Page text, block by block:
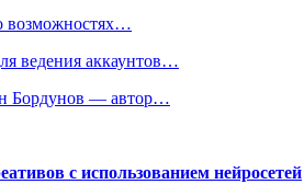
возможностях…
ведения аккаунтов…
Бордунов — автор…
с использованием нейросетей